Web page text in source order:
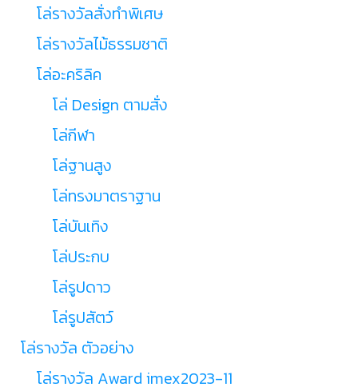
โล่รางวัลสั่งทำพิเศษ
โล่รางวัลไม้ธรรมชาติ
โล่อะคริลิค
โล่ Design ตามสั่ง
โล่กีฬา
โล่ฐานสูง
โล่ทรงมาตราฐาน
โล่บันเทิง
โล่ประกบ
โล่รูปดาว
โล่รูปสัตว์
โล่รางวัล ตัวอย่าง
โล่รางวัล Award imex2023-11